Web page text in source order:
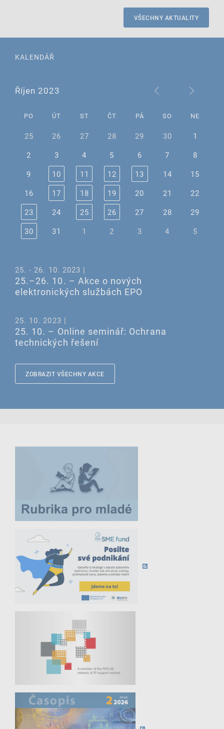
VŠECHNY AKTUALITY
KALENDÁŘ
Říjen 2023
PO ÚT ST ČT PÁ SO NE
25 26 27 28 29 30
1
2
3 4 5 6 7
8
9
10 11 12 13 14
15
16
17 18 19 20 21
22
23
24 25 26 27 28
29
30
31 1 2 3 4 5
25. - 26. 10. 2023 |
25.–26. 10. – Akce o nových
elektronických službách EPO
25. 10. 2023 |
25. 10. – Online seminář: Ochrana
technických řešení
ZOBRAZIT VŠECHNY AKCE